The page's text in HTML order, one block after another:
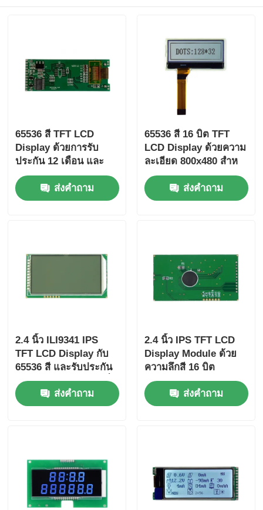
65536 สี TFT LCD
Display ด้วยการรับ
ประกัน 12 เดือน และ
ขนาด LCD
105.5mm*67.2mm*3.0
mm สําหรับการใช้งาน
ส่งคำถาม
65536 สี 16 บิต TFT
LCD Display ด้วยความ
ละเอียด 800x480 สําห
รับแทชบอร์ดรถยนต์และ
อินเตอร์เฟซการควบคุม
ส่งคำถาม
2.4 นิ้ว ILI9341 IPS
TFT LCD Display กับ
65536 สี และรับประกัน
12 เดือนสําหรับระบบที่
ฝัง
ส่งคำถาม
2.4 นิ้ว IPS TFT LCD
Display Module ด้วย
ความลึกสี 16 บิต
105.5mm*67.2mm*3.0
mm ขนาดและสัดส่วน
ความแตกต่าง 800:1
ส่งคำถาม